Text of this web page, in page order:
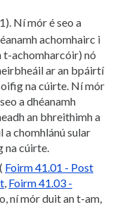
Ní mór é seo a
achomhairc i
t-achomharcóir) nó
ar an bpáirtí
oifig na cúirte. Ní mór
a dhéanamh
an bhreithimh a
chomhlánú sular
na cúirte.
Foirm 41.01 - Post
, Foirm 41.03 -
ní mór duit an t-am,